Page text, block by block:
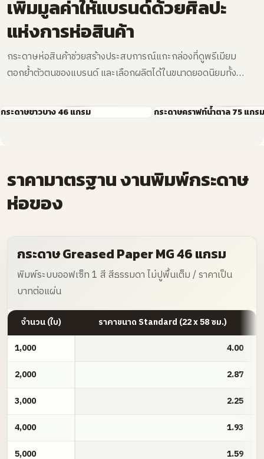
เพิ่มมูลค่าให้แบรนด์ด้วยศิลปะ
แห่งการห่อสินค้า
กระดาษห่อสินค้าช่วยสร้างประสบการณ์แกะกล่องที่ดูพรีเมียม
ตอกย้ำตัวตนของแบรนด์ และเลือกผลิตได้ในขนาดยอดนิยมทั้ง
กระดาษขาวบาง 46 แกรม กระดาษคราฟท์น้ำตาล 75 แกรม
ราคามาตรฐาน งานพิมพ์กระดาษ
ห่อของ
กระดาษ Greased Paper MG 46 แกรม
พิมพ์ระบบออฟเซ็ท 1 สี สีธรรมดา ไม่ปูพื้นเต็ม / ราคาเป็น
บาทต่อแผ่น
กระดาษ Greased Paper MG 46 แกรม
จำนวน (ใบ)
ราคาขนาด Standard (22 x 58 ซม.)
1,000
4.00
2,000
2.87
3,000
2.25
4,000
1.93
5,000
1.59